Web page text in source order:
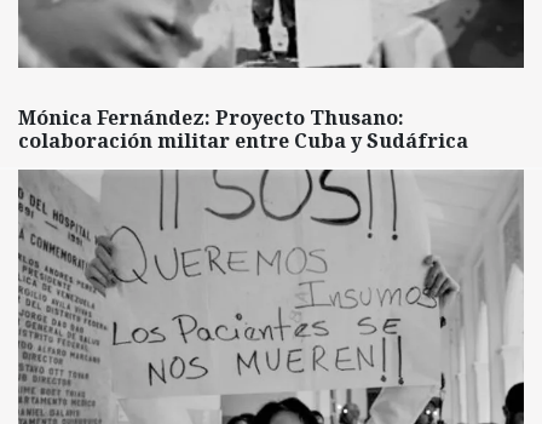
Mónica Fernández: Proyecto Thusano:
colaboración militar entre Cuba y Sudáfrica